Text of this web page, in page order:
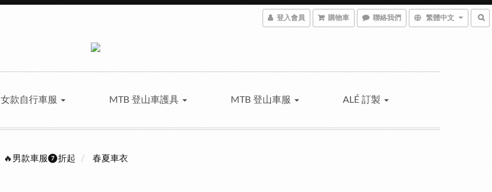
登入會員 購物車 聯絡我們 繁體中文
女款自行車服 MTB 登山車護具 MTB 登山車服 ALÉ 訂製
🔥男款車服❼折起 春夏車衣